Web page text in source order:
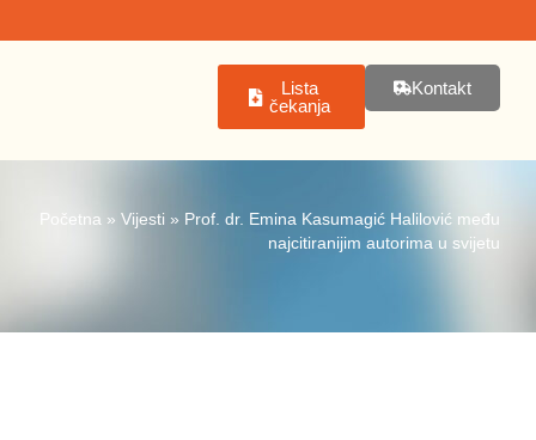
Lista
čekanja
Kontakt
Početna » Vijesti » Prof. dr. Emina Kasumagić Halilović među
najcitiranijim autorima u svijetu